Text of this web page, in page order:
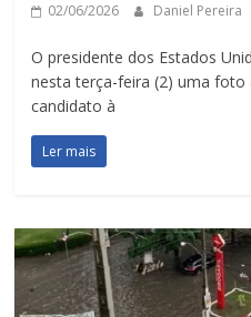
02/06/2026 Daniel Pereira
O presidente dos Estados
nesta terça-feira (2) uma
candidato à
Ler mais